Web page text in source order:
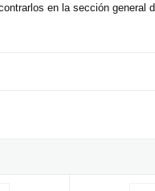
en la sección general
Filtro en